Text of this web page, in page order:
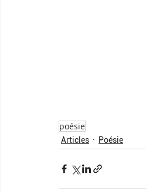
poésie
Articles Poésie